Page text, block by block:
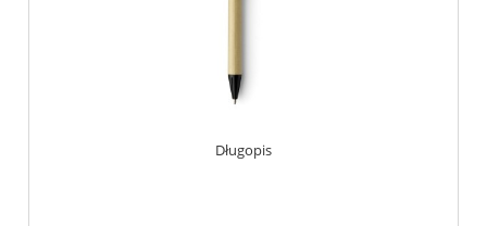
Długopis